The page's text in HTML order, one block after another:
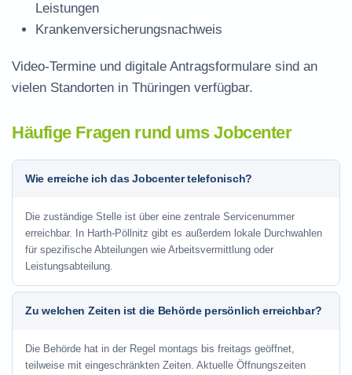
Leistungen
Krankenversicherungsnachweis
Video-Termine und digitale Antragsformulare sind an
vielen Standorten in Thüringen verfügbar.
Häufige Fragen rund ums Jobcenter
Wie erreiche ich das Jobcenter telefonisch?
Die zuständige Stelle ist über eine zentrale Servicenummer
erreichbar. In Harth-Pöllnitz gibt es außerdem lokale Durchwahlen
für spezifische Abteilungen wie Arbeitsvermittlung oder
Leistungsabteilung.
Zu welchen Zeiten ist die Behörde persönlich erreichbar?
Die Behörde hat in der Regel montags bis freitags geöffnet,
teilweise mit eingeschränkten Zeiten. Aktuelle Öffnungszeiten